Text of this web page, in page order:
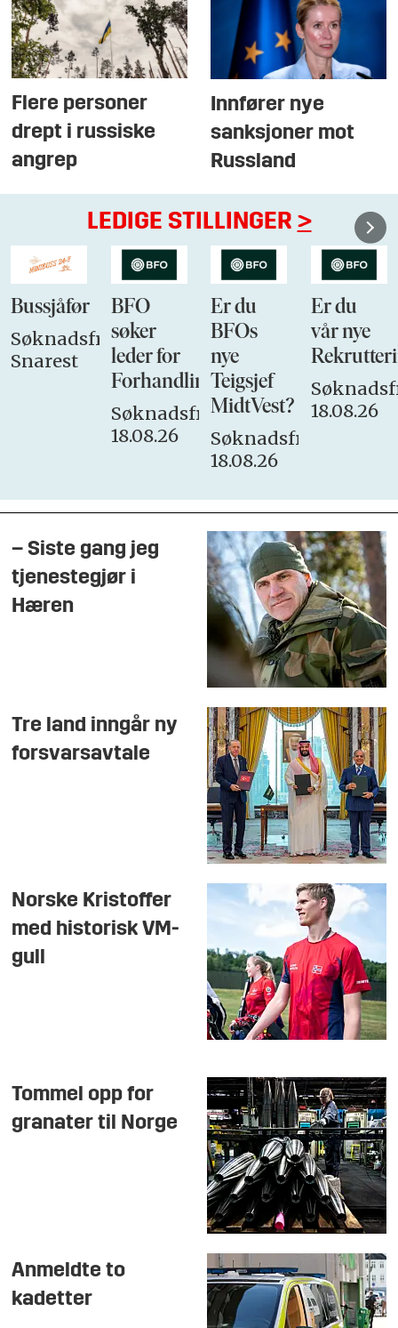
Flere personer
drept i russiske
angrep
Innfører nye
sanksjoner mot
Russland
LEDIGE STILLINGER >
Bussjåfør
Søknadsfrist:
Snarest
BFO
søker
leder for
Forhandlingsutvalget
Søknadsfrist:
18.08.26
Er du
BFOs
nye
Teigsjef
MidtVest?
Søknadsfrist:
18.08.26
Er du
vår nye
18.08.26
– Siste gang jeg
tjenestegjør i
Hæren
Tre land inngår ny
forsvarsavtale
Norske Kristoffer
med historisk VM-
gull
Tommel opp for
granater til Norge
Anmeldte to
kadetter